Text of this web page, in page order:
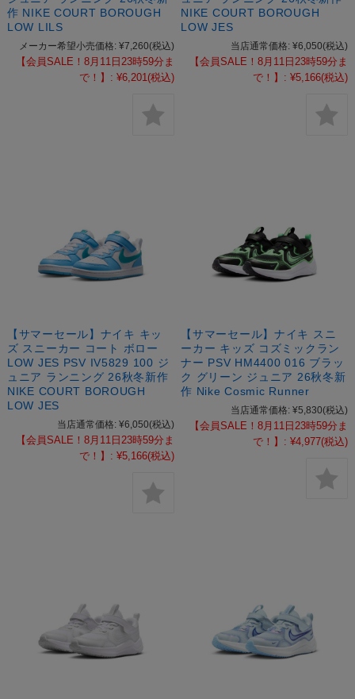
作 NIKE COURT BOROUGH
LOW LILS
メーカー希望小売価格: ¥7,260(税込)
【会員SALE！8月11日23時59分ま
で！】: ¥6,201(税込)
NIKE COURT BOROUGH
LOW JES
当店通常価格: ¥6,050(税込)
【会員SALE！8月11日23時59分ま
で！】: ¥5,166(税込)
【サマーセール】ナイキ キッ
ズ スニーカー コート ボロー
LOW JES PSV IV5829 100 ジ
ュニア ランニング 26秋冬新作
NIKE COURT BOROUGH
LOW JES
当店通常価格: ¥6,050(税込)
【会員SALE！8月11日23時59分ま
で！】: ¥5,166(税込)
【サマーセール】ナイキ スニ
ーカー キッズ コズミックラン
ナー PSV HM4400 016 ブラッ
ク グリーン ジュニア 26秋冬新
作 Nike Cosmic Runner
当店通常価格: ¥5,830(税込)
【会員SALE！8月11日23時59分ま
で！】: ¥4,977(税込)